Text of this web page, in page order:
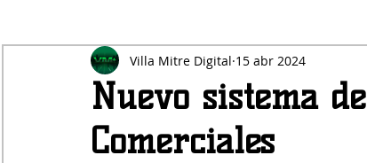
Nuevo sistema
Comerciales
Villa Mitre Digital 15 abr 2024